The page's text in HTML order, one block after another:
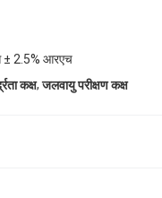
± 2.5% आरएच
कक्ष,जलवायु परीक्षण कक्ष